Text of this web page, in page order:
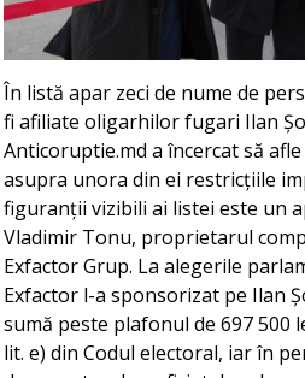
În listă apar zeci de nume de
fi afiliate oligarhilor fugari Ilan
Anticoruptie.md a încercat să
asupra unora din ei restricțiile
figuranții vizibili ai listei este un
Vladimir Tonu, proprietarul
Exfactor Grup. La alegerile
Exfactor l-a sponsorizat pe Ilan
sumă peste plafonul de 697 500
lit. e) din Codul electoral, iar în